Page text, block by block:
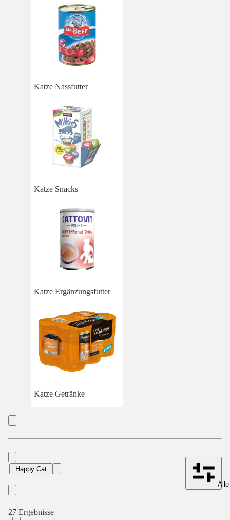
Katze Nassfutter
Katze Snacks
Katze Ergänzungsfutter
Katze Getränke
Happy Cat
27 Ergebnisse